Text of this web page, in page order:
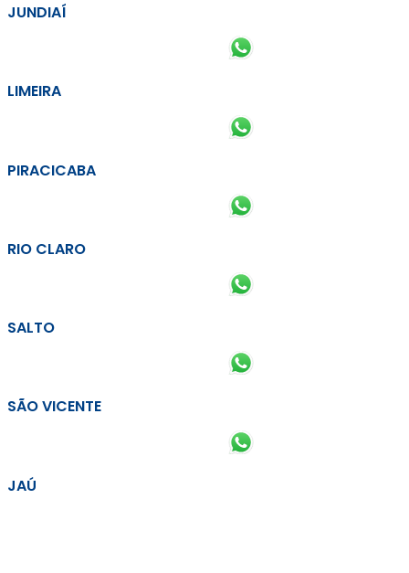
JUNDIAÍ
LIMEIRA
PIRACICABA
RIO CLARO
SALTO
SÃO VICENTE
JAÚ